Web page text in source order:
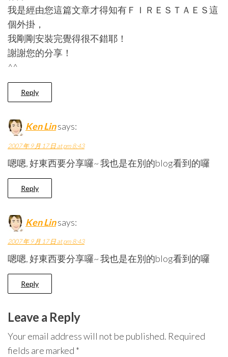
我是經由您這篇文章才得知有ＦＩＲＥＳＴＡＥＳ這
個外掛，
我剛剛安裝完覺得很不錯耶！
謝謝您的分享！
^^
Reply
Ken Linsays:
2007 年 9 月 17 日 at pm 8:43
嗯嗯, 好東西要分享囉~ 我也是在別的blog看到的囉
Reply
Ken Linsays:
2007 年 9 月 17 日 at pm 8:43
嗯嗯, 好東西要分享囉~ 我也是在別的blog看到的囉
Reply
Leave a Reply
Your email address will not be published. Required
fields are marked *